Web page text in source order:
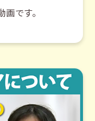
です。